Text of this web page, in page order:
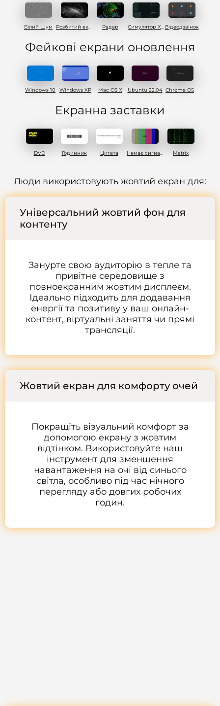
Білий Шум Розбитий екран Радар Симулятор Хакера Відеодзвінок
Фейкові екрани оновлення
Windows 10 Windows XP Mac OS X Ubuntu 22.04 Chrome OS
Eкранна заставки
DVD Годинник Цитата Немає сигналу Matrix
Люди використовують жовтий екран для:
Універсальний жовтий фон для
контенту
Занурте свою аудиторію в тепле та
привітне середовище з
повноекранним жовтим дисплеєм.
Ідеально підходить для додавання
енергії та позитиву у ваш онлайн-
контент, віртуальні заняття чи прямі
трансляції.
Жовтий екран для комфорту очей
Покращіть візуальний комфорт за
допомогою екрану з жовтим
відтінком. Використовуйте наш
інструмент для зменшення
навантаження на очі від синього
світла, особливо під час нічного
перегляду або довгих робочих
годин.